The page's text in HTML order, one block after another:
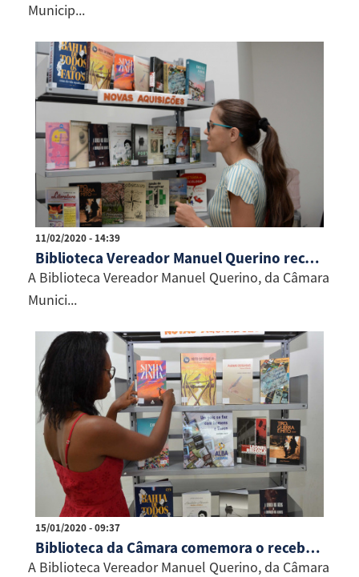
Municip...
11/02/2020 - 14:39
Biblioteca Vereador Manuel Querino recebe novos títulos
A Biblioteca Vereador Manuel Querino, da Câmara
Munici...
15/01/2020 - 09:37
Biblioteca da Câmara comemora o recebimento de novos livros
A Biblioteca Vereador Manuel Querino, da Câmara